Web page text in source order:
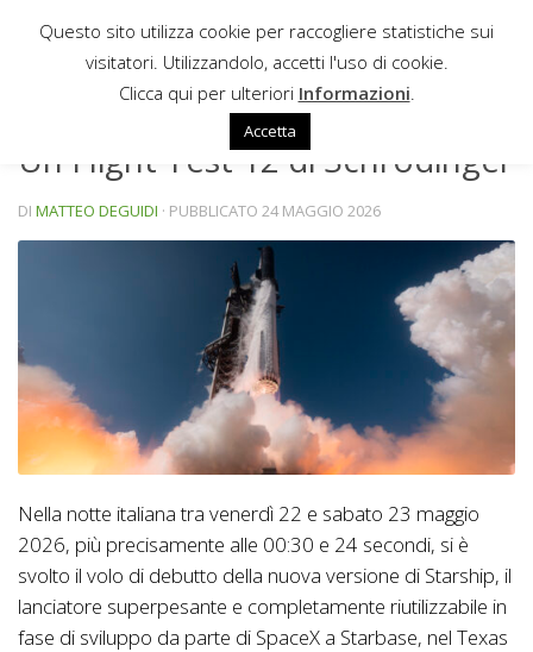
Sotto il contenuto
Un Flight Test 12 di Schrödinger
DI MATTEO DEGUIDI · PUBBLICATO 24 MAGGIO 2026
Nella notte italiana tra venerdì 22 e sabato 23 maggio
2026, più precisamente alle 00:30 e 24 secondi, si è
svolto il volo di debutto della nuova versione di Starship, il
lanciatore superpesante e completamente riutilizzabile in
fase di sviluppo da parte di SpaceX a Starbase, nel Texas
Questo sito utilizza cookie per raccogliere statistiche sui
visitatori. Utilizzandolo, accetti l'uso di cookie.
Clicca qui per ulteriori Informazioni
Accetta